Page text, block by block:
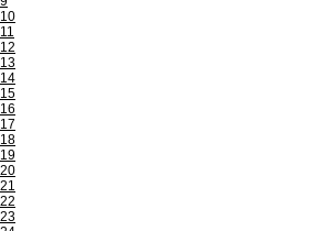
10
11
12
13
14
15
16
17
18
19
20
21
22
23